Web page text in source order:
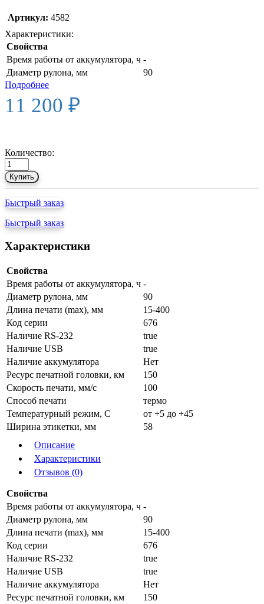
Артикул: 4582
Характеристики:
Свойства
Время работы от аккумулятора, ч -
Диаметр рулона, мм
90
Подробнее
11 200 ₽
Количество:
Купить
Быстрый заказ
Быстрый заказ
Характеристики
Свойства
Время работы от аккумулятора, ч -
Диаметр рулона, мм
90
Длина печати (max), мм
15-400
Код серии
676
Наличие RS-232
true
Наличие USB
true
Наличие аккумулятора
Нет
Ресурс печатной головки, км
150
Скорость печати, мм/с
100
Способ печати
термо
Температурный режим, С
от +5 до +45
Ширина этикетки, мм
58
Описание
Характеристики
Отзывов (0)
Свойства
Время работы от аккумулятора, ч -
Диаметр рулона, мм
90
Длина печати (max), мм
15-400
Код серии
676
Наличие RS-232
true
Наличие USB
true
Наличие аккумулятора
Нет
Ресурс печатной головки, км
150